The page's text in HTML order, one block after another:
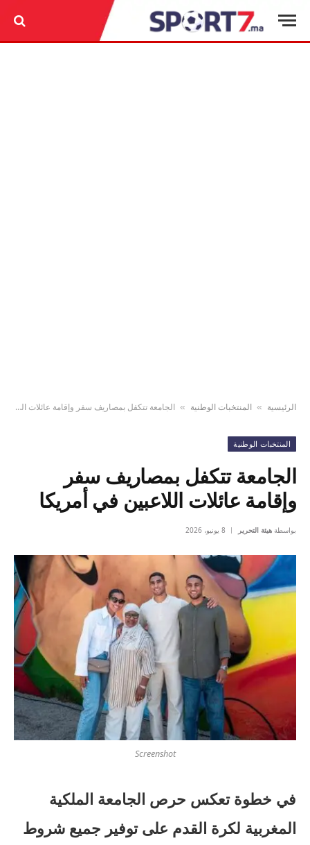
الرئيسية » المنتخبات الوطنية » الجامعة تتكفل بمصاريف سفر وإقامة عائلات اللاعبين في أمريكا
المنتخبات الوطنية
الجامعة تتكفل بمصاريف سفر
وإقامة عائلات اللاعبين في أمريكا
بواسطة هيئة التحرير 8 يونيو، 2026
Screenshot
في خطوة تعكس حرص الجامعة الملكية
المغربية لكرة القدم على توفير جميع شروط